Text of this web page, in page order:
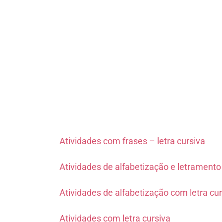
Atividades com frases – letra cursiva
Atividades de alfabetização e letramento
Atividades de alfabetização com letra
Atividades com letra cursiva